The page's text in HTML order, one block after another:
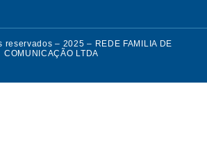
reservados – 2025 – REDE FAMILIA DE
COMUNICAÇÃO LTDA